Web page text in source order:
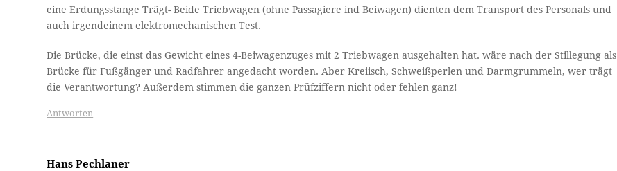
eine Erdungsstange Trägt- Beide Triebwagen (ohne Passagiere ind Beiwagen) dienten dem Transport des Personals und
auch irgendeinem elektromechanischen Test.
Die Brücke, die einst das Gewicht eines 4-Beiwagenzuges mit 2 Triebwagen ausgehalten hat. wäre nach der Stillegung als
Brücke für Fußgänger und Radfahrer angedacht worden. Aber Kreiisch, Schweißperlen und Darmgrummeln, wer trägt
die Verantwortung? Außerdem stimmen die ganzen Prüfziffern nicht oder fehlen ganz!
Antworten
Hans Pechlaner